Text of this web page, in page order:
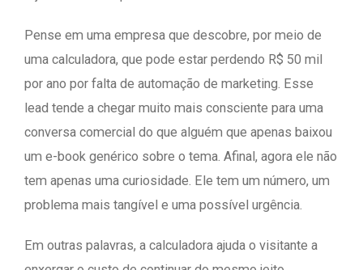
Pense em uma empresa que descobre, por meio de
uma calculadora, que pode estar perdendo R$ 50 mil
por ano por falta de automação de marketing. Esse
lead tende a chegar muito mais consciente para uma
conversa comercial do que alguém que apenas baixou
um e-book genérico sobre o tema. Afinal, agora ele não
tem apenas uma curiosidade. Ele tem um número, um
problema mais tangível e uma possível urgência.
Em outras palavras, a calculadora ajuda o visitante a